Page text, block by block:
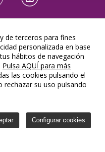
© 2026
Configurar
de terceros para fines
personalizada en base
hábitos de navegación
Pulsa AQUÍ para más
las cookies pulsando el
su uso pulsando
Configurar cookies